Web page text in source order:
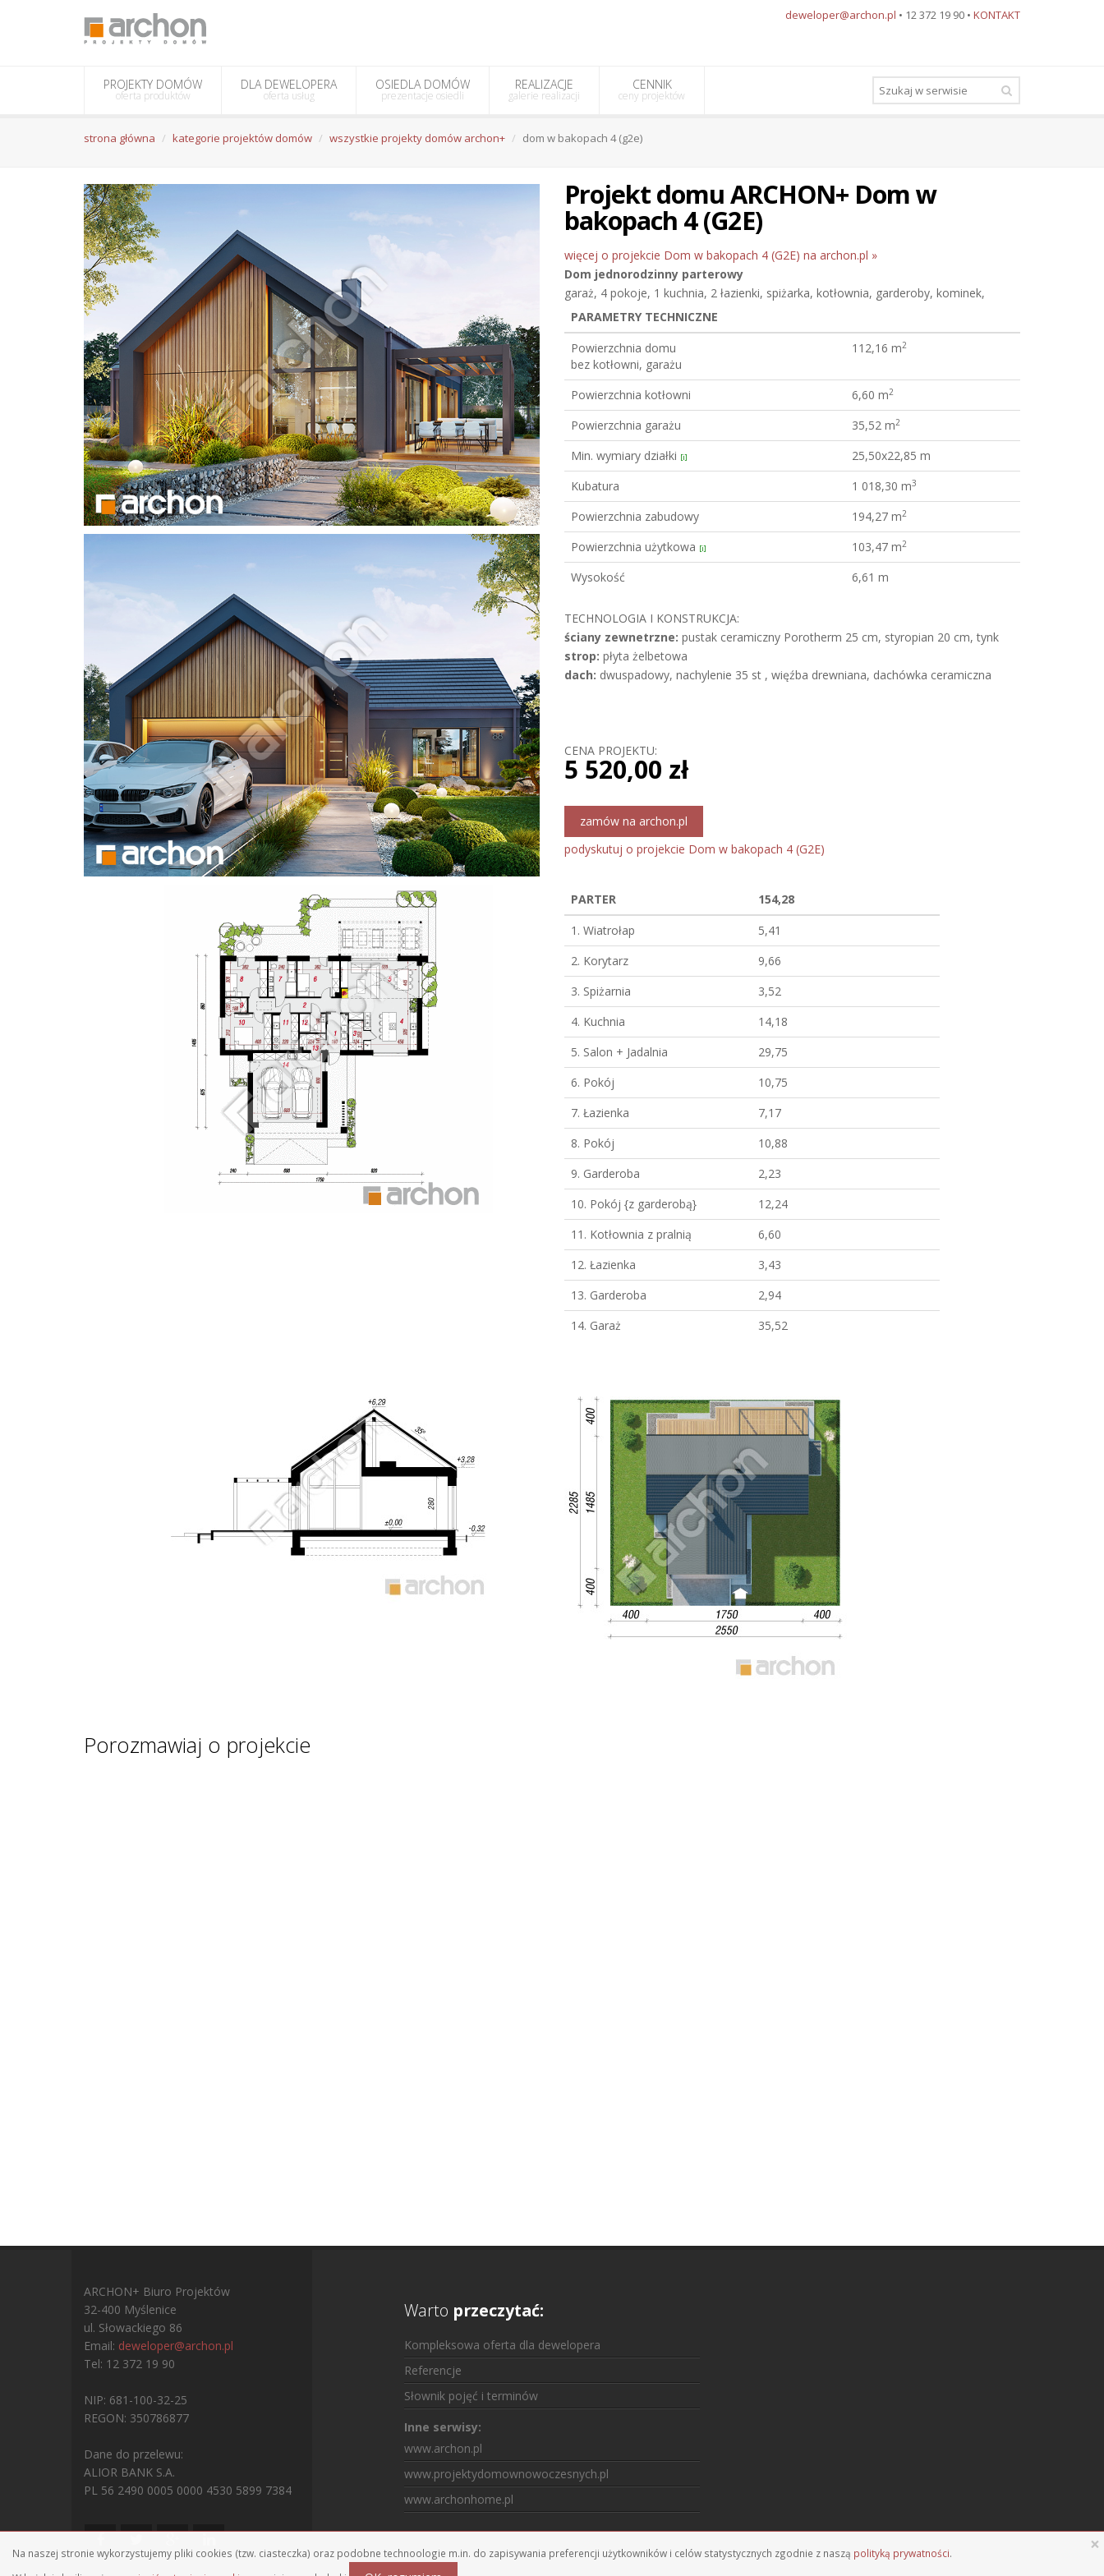
deweloper@archon.pl • 12 372 19 90 • KONTAKT
PROJEKTY DOMÓW
oferta produktów
DLA DEWELOPERA
oferta usług
OSIEDLA DOMÓW
prezentacje osiedli
REALIZACJE
galerie realizacji
CENNIK
ceny projektów
strona główna kategorie projektów domów wszystkie projekty domów archon+ dom w bakopach 4 (g2e)
Projekt domu ARCHON+ Dom w
bakopach 4 (G2E)
więcej o projekcie Dom w bakopach 4 (G2E) na archon.pl »
Dom jednorodzinny parterowy
garaż, 4 pokoje, 1 kuchnia, 2 łazienki, spiżarka, kotłownia, garderoby, kominek,
PARAMETRY TECHNICZNE
Powierzchnia domu
bez kotłowni, garażu
112,16 m2
Powierzchnia kotłowni 6,60 m2
Powierzchnia garażu 35,52 m2
Min. wymiary działki [i]
25,50x22,85 m
Kubatura
1 018,30 m3
Powierzchnia zabudowy 194,27 m2
Powierzchnia użytkowa [i] 103,47 m2
Wysokość 6,61 m
TECHNOLOGIA I KONSTRUKCJA:
ściany zewnetrzne: pustak ceramiczny Porotherm 25 cm, styropian 20 cm, tynk
strop: płyta żelbetowa
dach: dwuspadowy, nachylenie 35 st , więźba drewniana, dachówka ceramiczna
CENA PROJEKTU:
5 520,00 zł
zamów na archon.pl
podyskutuj o projekcie Dom w bakopach 4 (G2E)
PARTER
154,28
1. Wiatrołap
5,41
2. Korytarz
9,66
3. Spiżarnia
3,52
4. Kuchnia
14,18
5. Salon + Jadalnia
29,75
6. Pokój
10,75
7. Łazienka
7,17
8. Pokój
10,88
9. Garderoba
2,23
10. Pokój {z garderobą}
12,24
11. Kotłownia z pralnią
6,60
12. Łazienka
3,43
13. Garderoba
2,94
14. Garaż
35,52
Porozmawiaj o projekcie
ARCHON+ Biuro Projektów
32-400 Myślenice
ul. Słowackiego 86
Email: deweloper@archon.pl
Tel: 12 372 19 90
NIP: 681-100-32-25
REGON: 350786877
Dane do przelewu:
ALIOR BANK S.A.
PL 56 2490 0005 0000 4530 5899 7384
Warto przeczytać:
Kompleksowa oferta dla dewelopera
Referencje
Słownik pojęć i terminów
Inne serwisy:
www.archon.pl
www.projektydomownowoczesnych.pl
www.archonhome.pl
×
Na naszej stronie wykorzystujemy pliki cookies (tzw. ciasteczka) oraz podobne technoologie m.in. do zapisywania preferencji użytkowników i celów statystycznych zgodnie z naszą polityką prywatności.